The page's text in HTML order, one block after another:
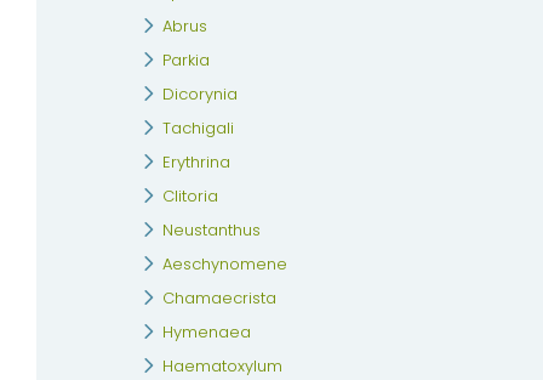
Abrus
Parkia
Dicorynia
Tachigali
Erythrina
Clitoria
Neustanthus
Aeschynomene
Chamaecrista
Hymenaea
Haematoxylum